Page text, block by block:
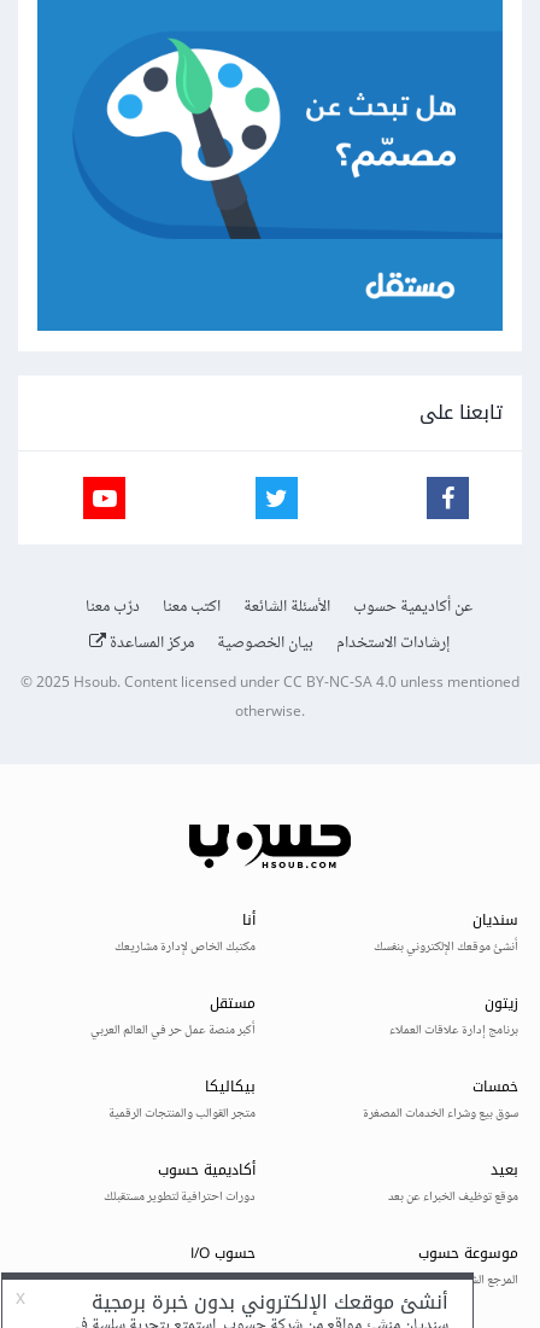
تابعنا على
عن أكاديمية حسوب الأسئلة الشائعة اكتب معنا
درّب معنا
إرشادات الاستخدام
بيان الخصوصية مركز المساعدة
© 2025Hsoub.Content licensed underCC BY-NC-SA 4.0unless mentioned
otherwise.